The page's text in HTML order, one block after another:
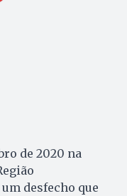
de 2020 na
desfecho que